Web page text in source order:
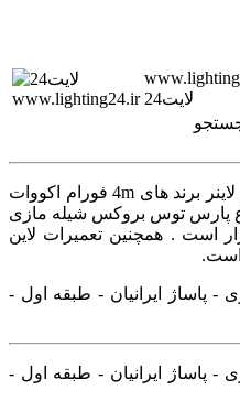
لایت24
لایت24 لاله زار ارائه چراغ خطی و لاینر برند های 4m فورام اکووات
پارس توس بروکس شیله مازی
است . همچنین تعمیرات لاین
است.
- پاساژ ایرانیان - طبقه اول -
- پاساژ ایرانیان - طبقه اول -